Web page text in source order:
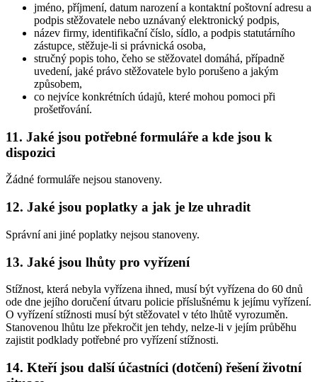
jméno, příjmení, datum narození a kontaktní poštovní adresu a
podpis stěžovatele nebo uznávaný elektronický podpis,
název firmy, identifikační číslo, sídlo, a podpis statutárního
zástupce, stěžuje-li si právnická osoba,
stručný popis toho, čeho se stěžovatel domáhá, případně
uvedení, jaké právo stěžovatele bylo porušeno a jakým
způsobem,
co nejvíce konkrétních údajů, které mohou pomoci při
prošetřování.
11. Jaké jsou potřebné formuláře a kde jsou k
dispozici
Žádné formuláře nejsou stanoveny.
12. Jaké jsou poplatky a jak je lze uhradit
Správní ani jiné poplatky nejsou stanoveny.
13. Jaké jsou lhůty pro vyřízení
Stížnost, která nebyla vyřízena ihned, musí být vyřízena do 60 dnů
ode dne jejího doručení útvaru policie příslušnému k jejímu vyřízení.
O vyřízení stížnosti musí být stěžovatel v této lhůtě vyrozuměn.
Stanovenou lhůtu lze překročit jen tehdy, nelze-li v jejím průběhu
zajistit podklady potřebné pro vyřízení stížnosti.
14. Kteří jsou další účastníci (dotčení) řešení životní